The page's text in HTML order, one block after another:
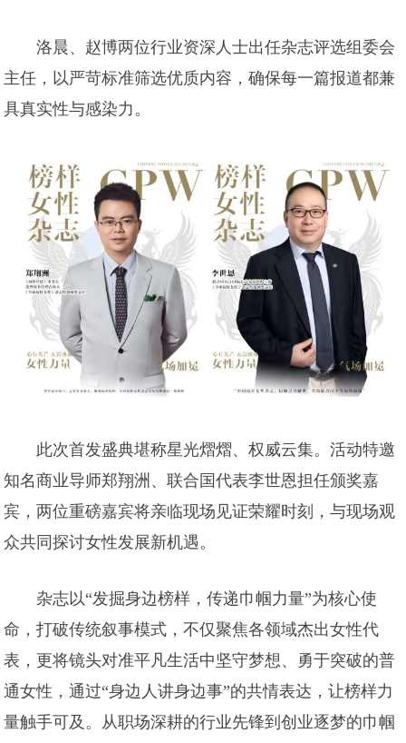
洛晨、赵博两位行业资深人士出任杂志评选组委会
主任，以严苛标准筛选优质内容，确保每一篇报道都兼
具真实性与感染力。
此次首发盛典堪称星光熠熠、权威云集。活动特邀
知名商业导师郑翔洲、联合国代表李世恩担任颁奖嘉
宾，两位重磅嘉宾将亲临现场见证荣耀时刻，与现场观
众共同探讨女性发展新机遇。
杂志以“发掘身边榜样，传递巾帼力量”为核心使
命，打破传统叙事模式，不仅聚焦各领域杰出女性代
表，更将镜头对准平凡生活中坚守梦想、勇于突破的普
通女性，通过“身边人讲身边事”的共情表达，让榜样力
量触手可及。从职场深耕的行业先锋到创业逐梦的巾帼